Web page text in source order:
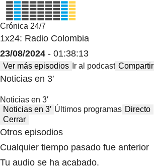
Crónica 24/7
1x24: Radio Colombia
23/08/2024 - 01:38:13
Ver más episodios Ir al podcast Compartir
Noticias en 3′
Noticias en 3′
Noticias en 3′ Últimos programas Directo
Cerrar
Otros episodios
Cualquier tiempo pasado fue anterior
Tu audio se ha acabado.